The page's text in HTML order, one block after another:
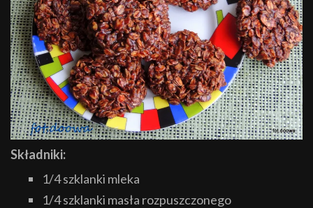
Składniki:
1/4 szklanki mleka
1/4 szklanki masła rozpuszczonego